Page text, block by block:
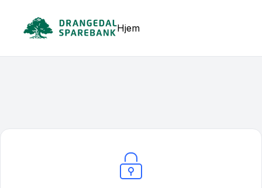
Hjem